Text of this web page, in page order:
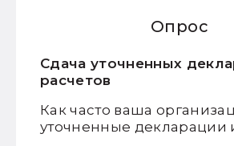
Опрос
Сдача уточненных
расчетов
Как часто ваша
уточненные декларации